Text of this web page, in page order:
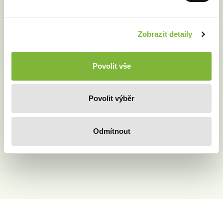
Zobrazit detaily
Povolit vše
Povolit výběr
Odmítnout
automaticky přidat zákony, které za Vás bude hlídat
legislativní alarm.